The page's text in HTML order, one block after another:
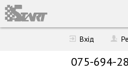
Вхід
075-694-